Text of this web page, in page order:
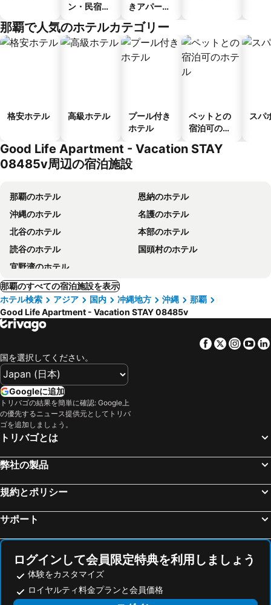
ン・民宿・
ス
きアパート
那覇で人気のホテルカテゴリー
格安ホテル 高級ホテル
プール付き
ホテル
ペットとの
宿泊可のホ
スパ
Good Life Apartment - Vacation STAY
08485v周辺の宿泊施設
那覇のホテル
恩納のホテル
沖縄のホテル
名護のホテル
北谷のホテル
本部のホテル
読谷のホテル
国頭村のホテル
宜野湾のホテル
那覇のすべての宿泊施設を表示
ホテル検索
アジア 国内 冲縄地方 沖縄
那覇
Good Life Apartment - Vacation STAY 08485v
Facebook
Twitter
国を選択してください。
Googleに追加
トリバゴの結果を簡単に確認: Google上
の優先するニュース提供元としてトリバ
ゴを追加しましょう。
トリバゴとは
弊社の製品
規約とポリシー
サポート
ログインして会員限定特典を利用しましょう
体験をカスタマイズ
ロイヤルティ料金プランと会員価格